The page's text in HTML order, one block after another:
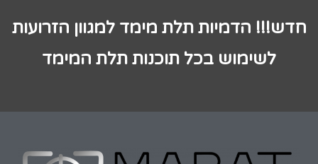
חדש!!! הדמיות תלת מימד למגוון הזרועות
לשימוש בכל תוכנות תלת המימד